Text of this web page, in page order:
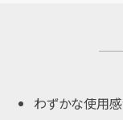
わずかな使用